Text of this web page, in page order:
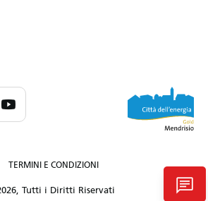
TERMINI E CONDIZIONI
Tutti i Diritti Riservati chat